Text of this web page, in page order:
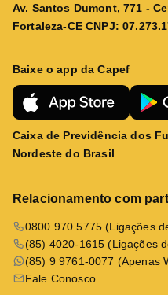
Av. Santos Dumont, 771 -
Fortaleza-CE CNPJ:
Baixe o app da Capef
Caixa de Previdência dos
Nordeste do Brasil
Relacionamento com
0800 970 5775 (Ligações
(85) 4020-1615 (Ligações
(85) 9 9761-0077 (Apenas
Fale Conosco